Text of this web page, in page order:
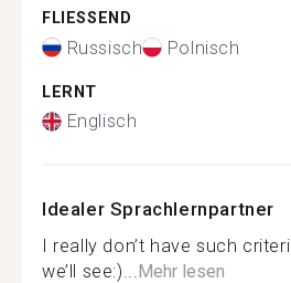
FLIESSEND
Russisch Polnisch
LERNT
Englisch
Idealer Sprachlernpartner
I really don’t have such
we’ll see:)...Mehr lesen